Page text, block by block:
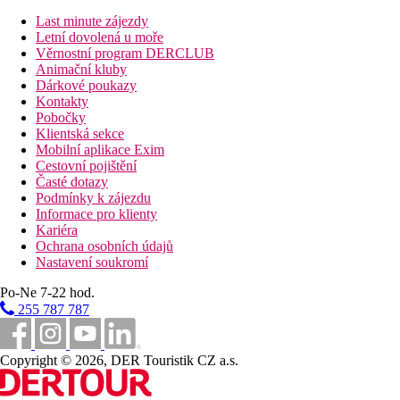
Koupelna/WC (vysoušeč vlasů)
Balkon
V hlavní budově
Cca 23-27 m2
Ostatní typy pokojů
výše uvedené vybavení)
Kids Dvoulůžkový pokoj:
se dvěma dětmi, vybavení totožné jako dvoulůžkový
pokoj.
Rodinný pokoj, 2 ložnice:
postavené vedlejší budově.
Rodinný pokoj, Swim Up:
vstup do bazénu, v nově postavené vedlejší budově.
Dvoulůžkové pokoje pro handicapované na vyžádání a zpětné
potvrzení.
14 z 298 pokojů má francouzský balkon.
Popis hotelu
2 budovy (hlavní a nová) v těsné blízkosti
7 výtahů
Vstupní hala s recepcí
Hlavní restaurace
Last minute zájezdy
Letní dovolená u moře
Věrnostní program DERCLUB
Animační kluby
Dárkové poukazy
Kontakty
Pobočky
Klientská sekce
Mobilní aplikace Exim
Cestovní pojištění
Časté dotazy
Podmínky k zájezdu
Informace pro klienty
Kariéra
Ochrana osobních údajů
Nastavení soukromí
Po-Ne 7-22 hod.
255 787 787
Copyright © 2026, DER Touristik CZ a.s.